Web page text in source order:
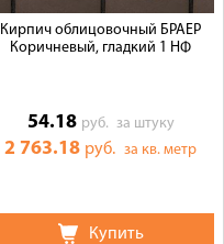
Кирпич облицовочный БРАЕР
Коричневый, гладкий 1 НФ
54.18 руб. за штуку
2 763.18 руб.за кв. метр
Купить